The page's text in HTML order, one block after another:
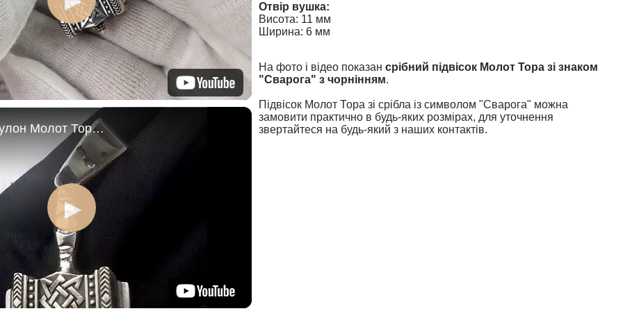
Підвіска - кулон Молот Тора з срібла
Отвір вушка:
Висота: 11 мм
Ширина: 6 мм
На фото і відео показан срібний підвісок Молот Тора зі знаком
"Сварога" з чорнінням.
Підвісок Молот Тора зі срібла із символом "Сварога" можна
замовити практично в будь-яких розмірах, для уточнення
звертайтеся на будь-який з наших контактів.